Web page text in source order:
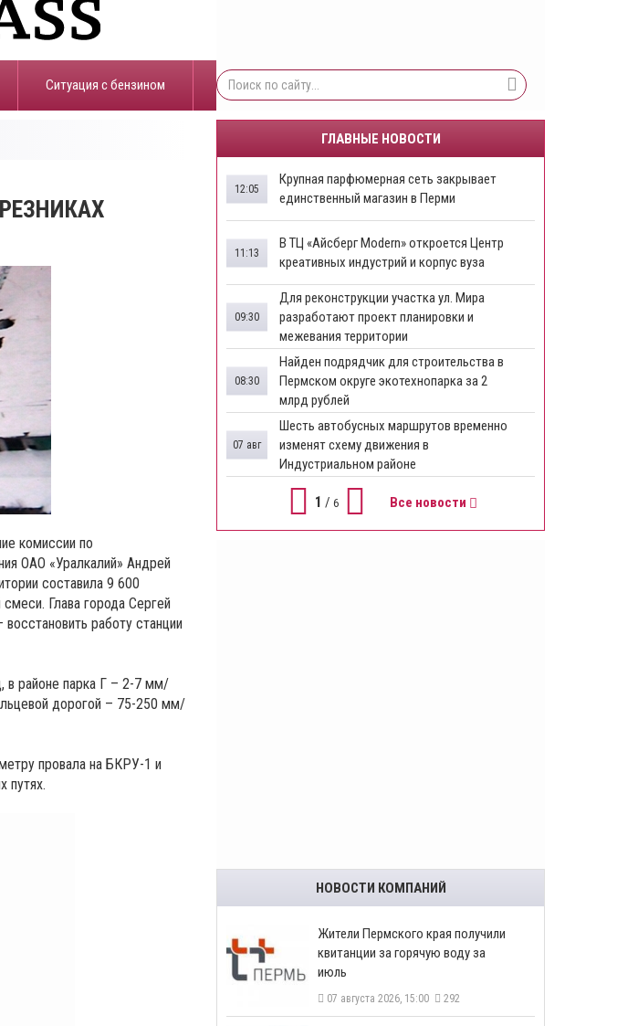
​Ситуация с бензином
комиссии по
ОАО «Уралкалий» Андрей
составила 9 600
Глава города Сергей
работу станции
в районе парка Г – 2-7 мм/
дорогой – 75-250 мм/
провала на БКРУ-1 и
путях.
ГЛАВНЫЕ НОВОСТИ
​Крупная парфюмерная сеть закрывает
единственный магазин в Перми
12:05
​В ТЦ «Айсберг Modern» откроется Центр
креативных индустрий и корпус вуза
11:13
Для реконструкции участка ул. Мира
разработают проект планировки и
межевания территории
09:30
Найден подрядчик для строительства в
Пермском округе экотехнопарка за 2
млрд рублей
08:30
Шесть автобусных маршрутов временно
изменят схему движения в
Индустриальном районе
07 авг
1 / 6 Все новости
НОВОСТИ КОМПАНИЙ
​Жители Пермского края получили
квитанции за горячую воду за
июль
07 августа 2026, 15:00 292